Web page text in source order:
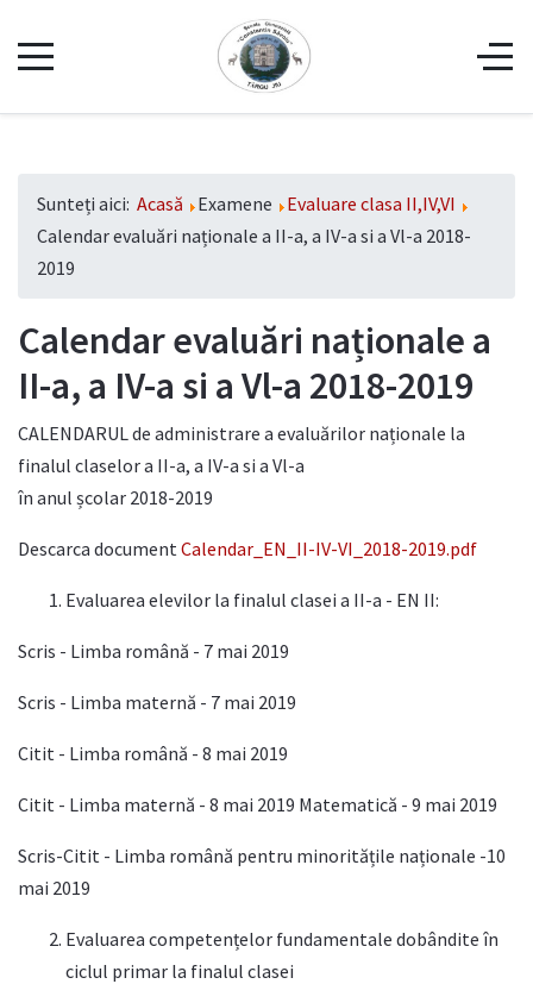
Sunteți aici: Acasă Examene
Evaluare clasa II,IV,VI
Calendar evaluări naționale a II-a, a IV-a si a Vl-a 2018-
2019
Calendar evaluări naționale a
II-a, a IV-a si a Vl-a 2018-2019
CALENDARUL de administrare a evaluărilor naționale la
finalul claselor a II-a, a IV-a si a Vl-a
în anul școlar 2018-2019
Descarca document Calendar_EN_II-IV-VI_2018-2019.pdf
Evaluarea elevilor la finalul clasei a II-a - EN II:
Scris - Limba română - 7 mai 2019
Scris - Limba maternă - 7 mai 2019
Citit - Limba română - 8 mai 2019
Citit - Limba maternă - 8 mai 2019 Matematică - 9 mai 2019
Scris-Citit - Limba română pentru minoritățile naționale -10
mai 2019
Evaluarea competențelor fundamentale dobândite în
ciclul primar la finalul clasei